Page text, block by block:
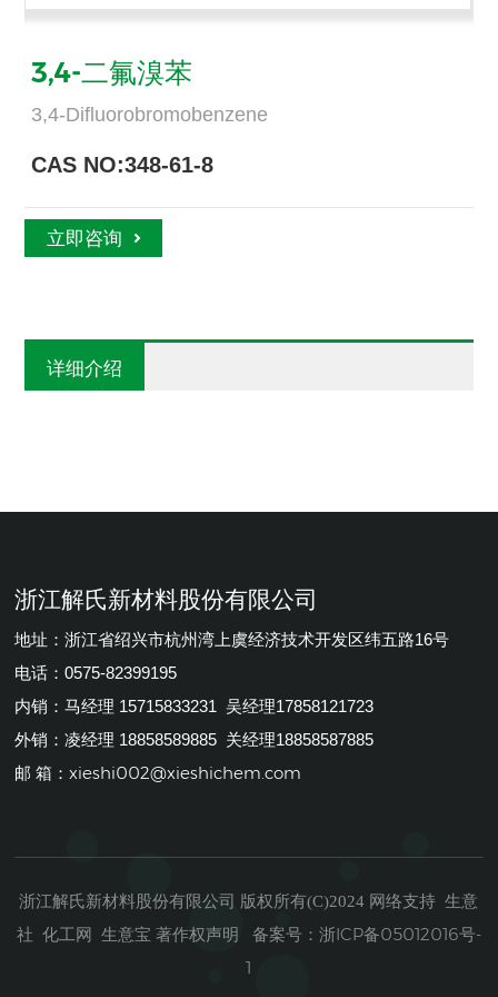
3,4-二氟溴苯
3,4-Difluorobromobenzene
CAS NO:348-61-8
立即咨询
详细介绍
浙江解氏新材料股份有限公司
地址：浙江省绍兴市杭州湾上虞经济技术开发区纬五路16号
电话：0575-82399195
内销：马经理 15715833231 吴经理17858121723
外销：凌经理 18858589885 关经理18858587885
邮 箱：xieshi002@xieshichem.com
浙江解氏新材料股份有限公司 版权所有(C)2024 网络支持 生意
社 化工网 生意宝 著作权声明 备案号： 浙ICP备05012016号-
1